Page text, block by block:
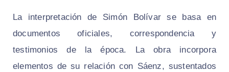
La interpretación de Simón Bolívar se basa en
documentos oficiales, correspondencia y
testimonios de la época. La obra incorpora
elementos de su relación con Sáenz, sustentados